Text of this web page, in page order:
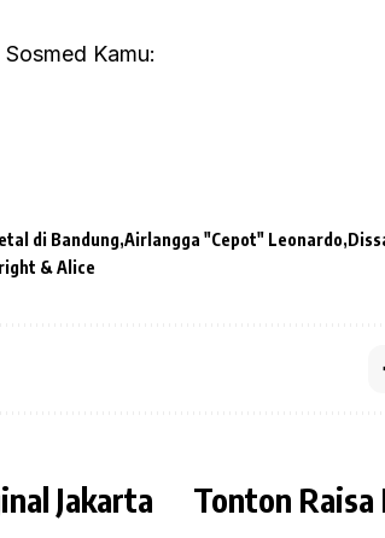
Kamu:
di Bandung Airlangga "Cepot" Leonardo
& Alice
Jakarta
Tonton